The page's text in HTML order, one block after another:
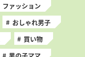
ファッション
おしゃれ男子
買い物
男の子ママ